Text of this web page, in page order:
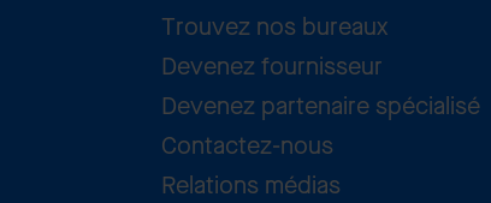
Trouvez nos bureaux
Devenez fournisseur
Devenez partenaire spécialisé
Contactez-nous
Relations médias